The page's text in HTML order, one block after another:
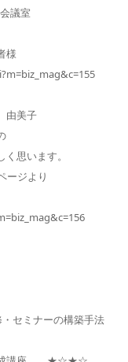
議室
様
子
思います。
ージより
セミナーの構築手法